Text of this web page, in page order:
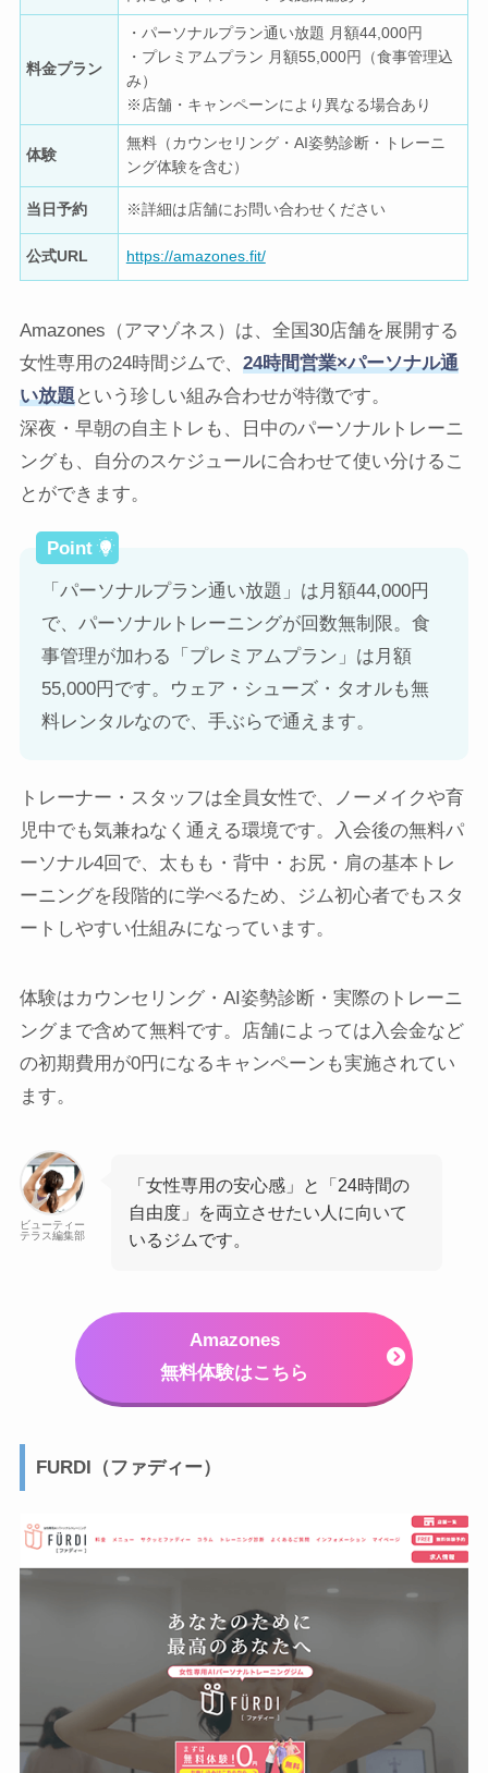
料金プラン
・パーソナルプラン通い放題 月額44,000円
・プレミアムプラン 月額55,000円（食事管理込
み）
※店舗・キャンペーンにより異なる場合あり
体験
無料（カウンセリング・AI姿勢診断・トレーニ
ング体験を含む）
当日予約 ※詳細は店舗にお問い合わせください
公式URL https://amazones.fit/
Amazones（アマゾネス）は、全国30店舗を展開する
女性専用の24時間ジムで、 24時間営業×パーソナル通
い放題という珍しい組み合わせが特徴です。
深夜・早朝の自主トレも、日中のパーソナルトレーニ
ングも、自分のスケジュールに合わせて使い分けるこ
とができます。
「パーソナルプラン通い放題」は月額44,000円
で、パーソナルトレーニングが回数無制限。食
事管理が加わる「プレミアムプラン」は月額
55,000円です。ウェア・シューズ・タオルも無
料レンタルなので、手ぶらで通えます。
トレーナー・スタッフは全員女性で、ノーメイクや育
児中でも気兼ねなく通える環境です。入会後の無料パ
ーソナル4回で、太もも・背中・お尻・肩の基本トレ
ーニングを段階的に学べるため、ジム初心者でもスタ
ートしやすい仕組みになっています。
体験はカウンセリング・AI姿勢診断・実際のトレーニ
ングまで含めて無料です。店舗によっては入会金など
の初期費用が0円になるキャンペーンも実施されてい
ます。
ビューティー
テラス編集部
「女性専用の安心感」と「24時間の
自由度」を両立させたい人に向いて
いるジムです。
Amazones
無料体験はこちら
FURDI（ファディー）